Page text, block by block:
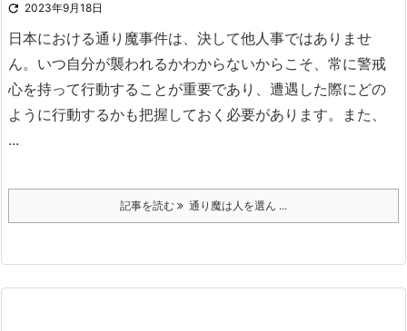
 2023年9月18日
日本における通り魔事件は、決して他人事ではありませ
ん。 いつ自分が襲われるかわからないからこそ、常に警戒
心を持って行動することが重要であり、遭遇した際にどの
ように行動するかも把握しておく必要があります。
また、
...
記事を読む 通り魔は人を選ん ...